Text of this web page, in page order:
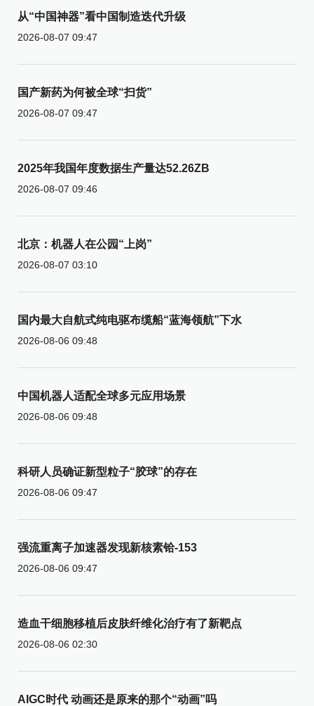
从“中国神器”看中国制造迭代升级
2026-08-07 09:47
国产新药为何被全球“扫货”
2026-08-07 09:47
2025年我国年度数据生产量达52.26ZB
2026-08-07 09:46
北京：机器人在公园“上岗”
2026-08-07 03:10
国内最大自航式纯电驱布缆船“蓝海领航”下水
2026-08-06 09:48
中国机器人适配全球多元应用场景
2026-08-06 09:48
科研人员确证新型粒子“胶球”的存在
2026-08-06 09:47
强流重离子加速器发现新核素铪-153
2026-08-06 09:47
造血干细胞移植后皮肤纤维化治疗有了新靶点
2026-08-06 02:30
AIGC时代 动画还是原来的那个“动画”吗